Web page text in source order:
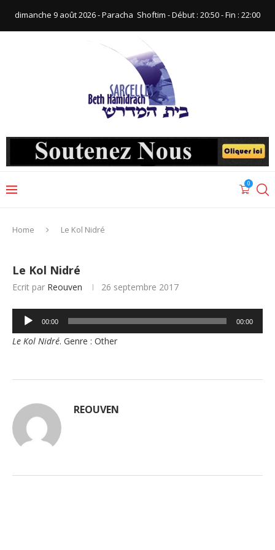
dimanche 9 août 2026 - Paracha ‪ Shoftim‬ - Début : 20:50‬ - Fin : ‪22:00‬
0
Home Le Kol Nidré
Le Kol Nidré
Ecrit par Reouven 26 septembre 2017
Lecteur
audio
00:00 00:00
Le Kol Nidré. Genre : Other
REOUVEN